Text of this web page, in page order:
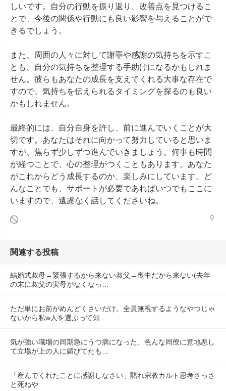
しいです。自分の行動を振り返り、改善点を見つけるこ
とで、今後の関係や行動にも良い影響を与えることがで
きるでしょう。
また、周囲の人々に対して謝罪や感謝の気持ちを示すこ
とも、自分の気持ちを整理する手助けになるかもしれま
せん。彼らもあなたの成長を支えてくれる大事な存在で
すので、気持ちを伝えられるタイミングを探るのも良い
かもしれません。
最終的には、自分自身を許し、前に進んでいくことが大
切です。あなたはそれに向かって努力していると思いま
すが、焦らず少しずつ進んでいきましょう。何事も時間
が経つことで、心の整理がつくこともあります。あなた
がこれからどう成長するのか、楽しみにしています。ど
んなことでも、サポートが必要であればいつでもここに
いますので、遠慮なく話してくださいね。
0
関連する投稿
結婚式叔母→緊張するから来ない叔父→喪中だから来ない(去年
の末に叔父の実母がなくなっ…
ただ単にお前がめんどくさいだけ。全員無視するようなやつじゃ
ないから私w人を選ぶって知…
気が強い職場の同期急にうつ病になった、色んな同僚に意地悪し
て立場が上の人に媚びてたも…
「産んでくれたことに感謝しなさい」黙れ宗教カルト思考さっさ
と死ねや